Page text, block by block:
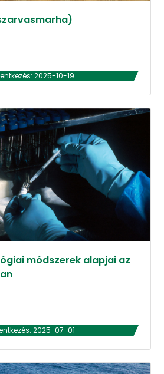
2025-10-19
módszerek alapjai az
2025-07-01